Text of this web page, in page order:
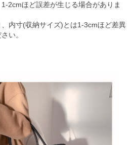
2cmほど誤差が生じる場合がありま
内寸(収納サイズ)とは1-3cmほど差異
い。